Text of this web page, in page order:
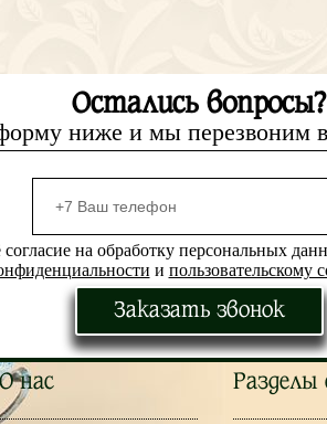
Остались вопросы?
ниже и мы перезвоним
на обработку персональных
и пользовательскому
Заказать звонок
нас Разделы